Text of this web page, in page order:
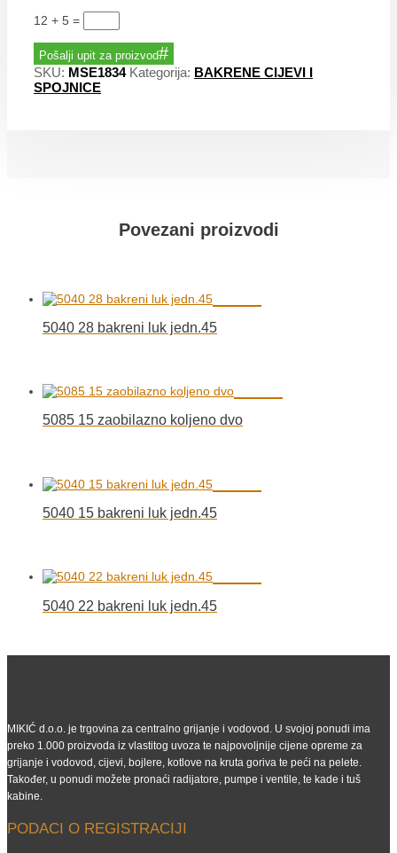
12 + 5 =
Pošalji upit za proizvod
SKU: MSE1834 Kategorija: BAKRENE CIJEVI I
SPOJNICE
Povezani proizvodi
5040 28 bakreni luk jedn.45
5085 15 zaobilazno koljeno dvo
5040 15 bakreni luk jedn.45
5040 22 bakreni luk jedn.45
MIKIĆ d.o.o. je trgovina za centralno grijanje i vodovod. U svojoj ponudi ima
preko 1.000 proizvoda iz vlastitog uvoza te najpovoljnije cijene opreme za
grijanje i vodovod, cijevi, bojlere, kotlove na kruta goriva te peći na pelete.
Također, u ponudi možete pronaći radijatore, pumpe i ventile, te kade i tuš
kabine.
PODACI O REGISTRACIJI